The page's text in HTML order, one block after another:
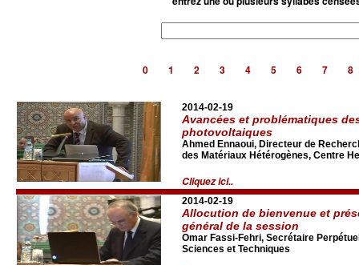
0 1 2 3 4 5 6 7 8
2014-02-19
Avancées et problématiques
photovoltaiques
Ahmed Ennaoui, Directeur de
des Matériaux Hétérogènes, Centre
Cliquez ici..
2014-02-19
Allocution de bienvenue et
général de la session
Omar Fassi-Fehri, Secrétaire
Sciences et Techniques